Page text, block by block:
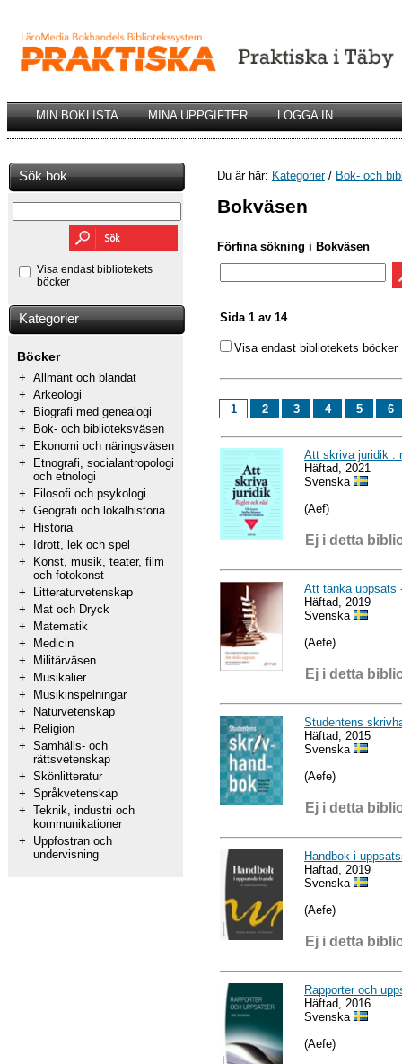
MIN BOKLISTA MINA UPPGIFTER LOGGA IN
Sök bok
Visa endast bibliotekets
böcker
Kategorier
Böcker
+ Allmänt och blandat
+ Arkeologi
+
Biografi med genealogi
+
Bok- och biblioteksväsen
+
Ekonomi och näringsväsen
+
Etnografi, socialantropologi
och etnologi
+
Filosofi och psykologi
+ Geografi och lokalhistoria
+
Historia
+
Idrott, lek och spel
+
Konst, musik, teater, film
och fotokonst
+
Litteraturvetenskap
+
Mat och Dryck
+
Matematik
+
Medicin
+
Militärväsen
+
Musikalier
+
Musikinspelningar
+
Naturvetenskap
+
Religion
+ Samhälls- och
rättsvetenskap
+ Skönlitteratur
+ Språkvetenskap
+ Teknik, industri och
kommunikationer
+
Uppfostran och
undervisning
Du är här: Kategorier/ Bok- och
Bokväsen
Förfina sökning i Bokväsen
Sida 1 av 14
Visa endast bibliotekets böcker
1 2 3 4 5 6
Att skriva juridik :
Häftad, 2021
Svenska
(Aef)
Ej i detta
Att tänka uppsats
Häftad, 2019
Svenska
(Aefe)
Ej i detta
Studentens
Häftad, 2015
Svenska
(Aefe)
Ej i detta
Handbok i
Häftad, 2019
Svenska
(Aefe)
Ej i detta
Rapporter och
Häftad, 2016
Svenska
(Aefe)